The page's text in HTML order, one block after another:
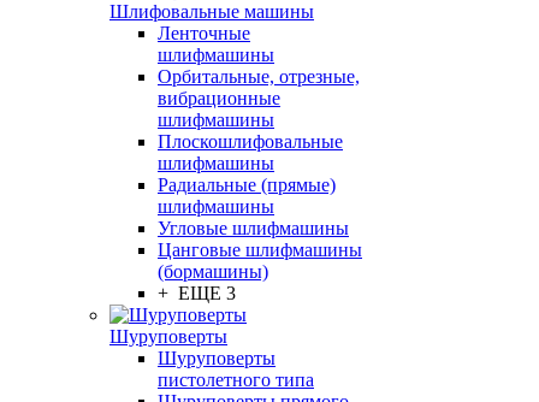
Шлифовальные машины
Ленточные
шлифмашины
Орбитальные, отрезные,
вибрационные
шлифмашины
Плоскошлифовальные
шлифмашины
Радиальные (прямые)
шлифмашины
Угловые шлифмашины
Цанговые шлифмашины
(бормашины)
+ ЕЩЕ 3
Шуруповерты
Шуруповерты
пистолетного типа